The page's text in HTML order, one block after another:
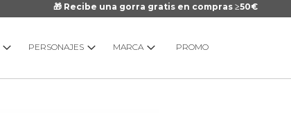
🎁 Recibe una gorra gratis en compras ≥50€
PERSONAJES MARCA PROMO